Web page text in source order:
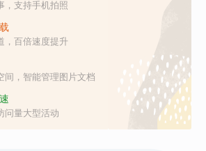
，支持手机拍照
，百倍速度提升
间，智能管理图片文档
问量大型活动